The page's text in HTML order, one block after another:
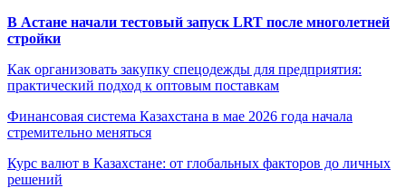
В Астане начали тестовый запуск LRT после многолетней
стройки
Как организовать закупку спецодежды для предприятия:
практический подход к оптовым поставкам
Финансовая система Казахстана в мае 2026 года начала
стремительно меняться
Курс валют в Казахстане: от глобальных факторов до личных
решений